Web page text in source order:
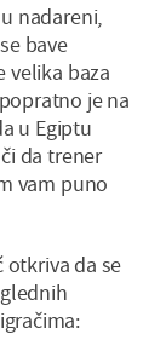
nadareni,
bave
velika baza
je na
u Egiptu
da trener
vam puno
otkriva da se